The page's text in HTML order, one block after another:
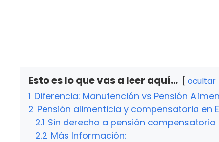
Esto es lo que vas a leer aquí... ocultar
1 Diferencia: Manutención vs Pensión
2 Pensión alimenticia y compensatoria en
2.1 Sin derecho a pensión compensatoria
2.2 Más Información: